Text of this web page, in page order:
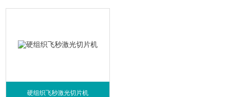
硬组织飞秒激光切片机